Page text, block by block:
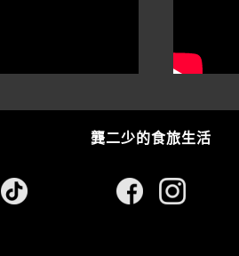
龔二少的食旅生活